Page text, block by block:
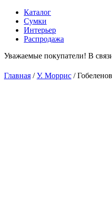
Каталог
Сумки
Интерьер
Распродажа
Уважаемые покупатели! В
Главная /У. Моррис /